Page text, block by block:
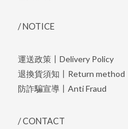
/ NOTICE
運送政策丨Delivery Policy
退換貨須知丨Return method
防詐騙宣導丨Anti Fraud
/ CONTACT